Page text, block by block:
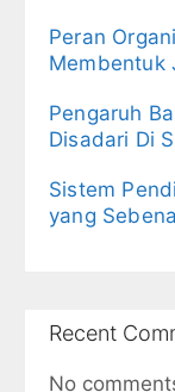
Peran
Membentuk
Pengaruh
Disadari Di
Sistem
yang
Recent
No